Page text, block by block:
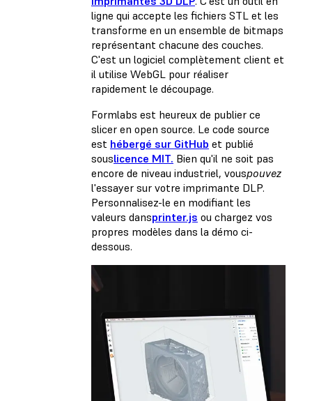
ligne qui accepte les fichiers STL et les
transforme en un ensemble de bitmaps
représentant chacune des couches.
C'est un logiciel complètement client et
il utilise WebGL pour réaliser
rapidement le découpage.
Formlabs est heureux de publier ce
slicer en open source. Le code source
est hébergé sur GitHub et publié
souslicence MIT. Bien qu'il ne soit pas
encore de niveau industriel, vouspouvez
l'essayer sur votre imprimante DLP.
Personnalisez-le en modifiant les
valeurs dansprinter.js ou chargez vos
propres modèles dans la démo ci-
dessous.